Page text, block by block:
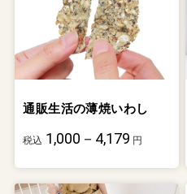
通販生活の薄焼いわし
税込 1,000－4,179 円